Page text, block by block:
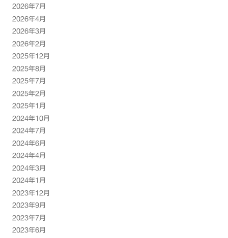
2026年7月
2026年4月
2026年3月
2026年2月
2025年12月
2025年8月
2025年7月
2025年2月
2025年1月
2024年10月
2024年7月
2024年6月
2024年4月
2024年3月
2024年1月
2023年12月
2023年9月
2023年7月
2023年6月